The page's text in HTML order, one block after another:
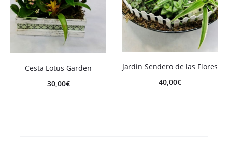
Cesta Lotus Garden
30,00€
Jardín Sendero de las Flores
40,00€